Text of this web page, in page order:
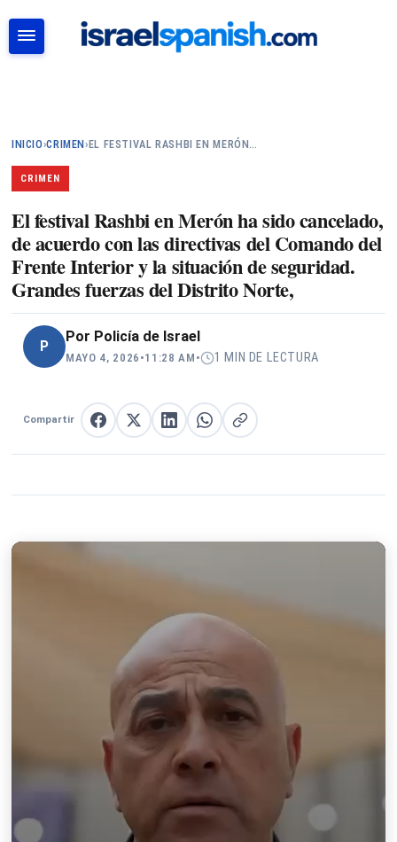
INICIO›CRIMEN› EL FESTIVAL RASHBI EN MERÓN…
CRIMEN
El festival Rashbi en Merón ha sido cancelado,
de acuerdo con las directivas del Comando del
Frente Interior y la situación de seguridad.
Grandes fuerzas del Distrito Norte,
P
Por Policía de Israel
MAYO 4, 2026 •11:28 AM • 1 MIN DE LECTURA
Compartir Compartir en Facebook
Compartir en X
Compartir en LinkedIn
Compartir en WhatsApp
Copiar enlace